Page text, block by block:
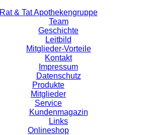
Rat & Tat Apothekengruppe
Team
Geschichte
Leitbild
Mitglieder-Vorteile
Kontakt
Impressum
Datenschutz
Produkte
Mitglieder
Service
Kundenmagazin
Links
Onlineshop